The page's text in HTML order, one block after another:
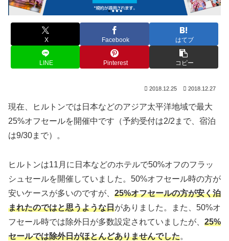
X Facebook はてブ
LINE Pinterest コピー
2018.12.25 2018.12.27
現在、ヒルトンでは日本などのアジア太平洋地域で最大
25%オフセールを開催中です（予約受付は2/2まで、宿泊
は9/30まで）。
ヒルトンは11月に日本などのホテルで50%オフのフラッ
シュセールを開催していました。50%オフセール時の方が
安いケースが多いのですが、 25%オフセールの方が安く泊
まれたのではと思うような日がありました。また、50%オ
フセール時では除外日が多数設定されていましたが、 25%
セールでは除外日がほとんどありませんでした。